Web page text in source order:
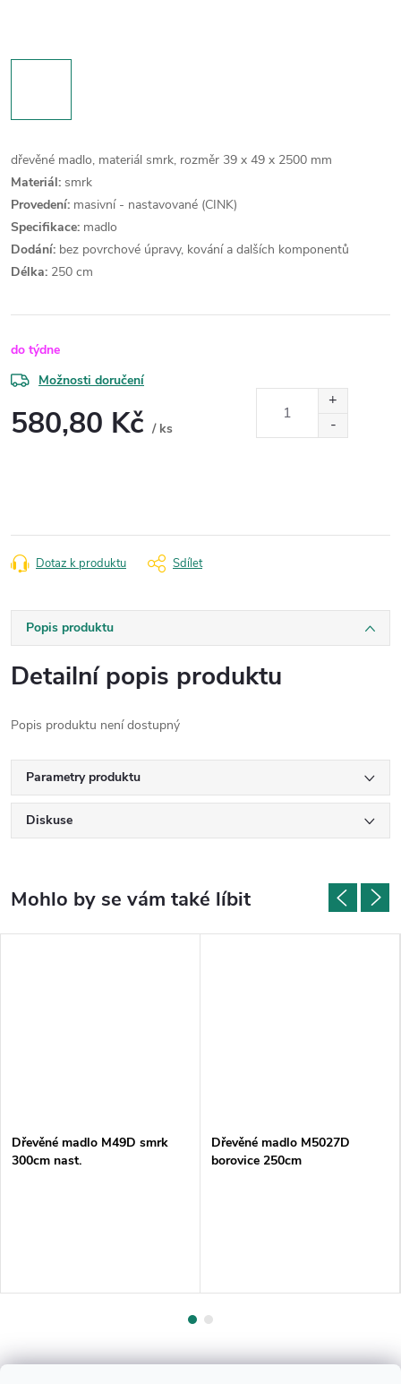
dřevěné madlo, materiál smrk, rozměr 39 x 49 x 2500 mm
Materiál: smrk
Provedení: masivní - nastavované (CINK)
Specifikace: madlo
Dodání: bez povrchové úpravy, kování a dalších komponentů
Délka: 250 cm
do týdne
Možnosti doručení
580,80 Kč / ks
Dotaz k produktu Sdílet
Popis produktu
Detailní popis produktu
Popis produktu není dostupný
Parametry produktu
Diskuse
Dřevěné madlo M49D smrk
300cm nast.
Dřevěné madlo M5027D
borovice 250cm